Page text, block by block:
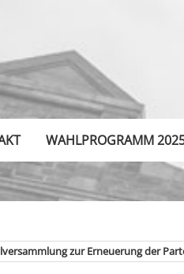
WAHLPROGRAMM
zur Erneuerung der